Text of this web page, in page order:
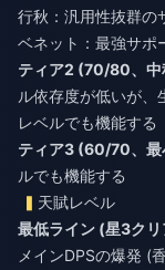
行秋：汎用性抜群の
ベネット：最強サポ
ティア2 (70/80、中
ル依存度が低いが
レベルでも機能する
ティア3 (60/70、最
ルでも機能する
天賦レベル
最低ライン (星3ク
メインDPSの爆発 (